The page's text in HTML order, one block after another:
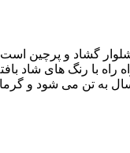
گشاد و پرچین
با رنگ های شاد
به تن می شود و